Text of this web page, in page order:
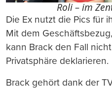
Roli – im
Die Ex nutzt die Pics für
Mit dem
kann Brack den Fall
Privatsphäre deklarieren.
Brack gehört dank der